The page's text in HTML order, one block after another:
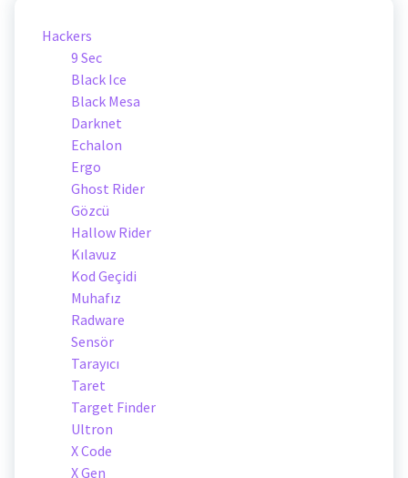
Hackers
9 Sec
Black Ice
Black Mesa
Darknet
Echalon
Ergo
Ghost Rider
Gözcü
Hallow Rider
Kılavuz
Kod Geçidi
Muhafız
Radware
Sensör
Tarayıcı
Taret
Target Finder
Ultron
X Code
X Gen